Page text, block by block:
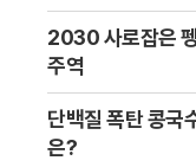
2030 사로잡은
주역
단백질 폭탄 콩국
은?